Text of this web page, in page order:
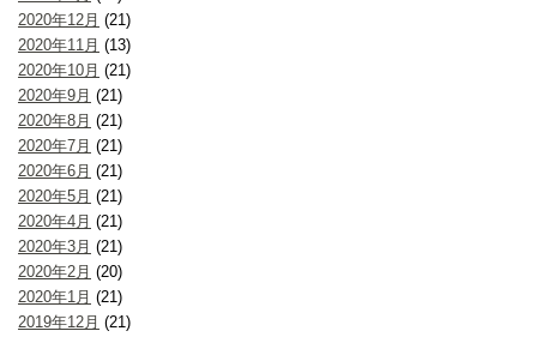
2020年12月 (21)
2020年11月 (13)
2020年10月 (21)
2020年9月 (21)
2020年8月 (21)
2020年7月 (21)
2020年6月 (21)
2020年5月 (21)
2020年4月 (21)
2020年3月 (21)
2020年2月 (20)
2020年1月 (21)
2019年12月 (21)